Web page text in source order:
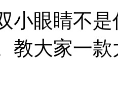
小眼睛不
教大家一